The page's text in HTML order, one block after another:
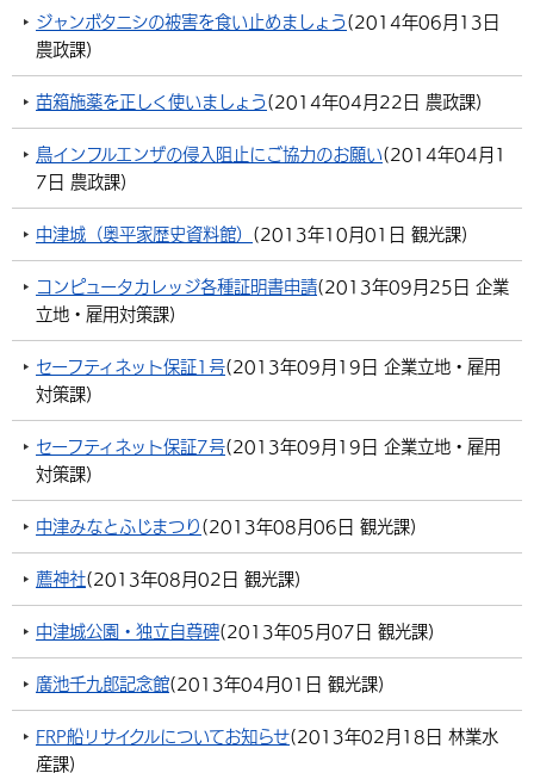
ジャンボタニシの被害を食い止めましょう(2014年06月13日
農政課)
苗箱施薬を正しく使いましょう(2014年04月22日 農政課)
鳥インフルエンザの侵入阻止にご協力のお願い(2014年04月1
7日 農政課)
中津城（奥平家歴史資料館） (2013年10月01日 観光課)
コンピュータカレッジ各種証明書申請(2013年09月25日 企業
立地・雇用対策課)
セーフティネット保証1号(2013年09月19日 企業立地・雇用
対策課)
セーフティネット保証7号(2013年09月19日 企業立地・雇用
対策課)
中津みなとふじまつり (2013年08月06日 観光課)
薦神社(2013年08月02日 観光課)
中津城公園・独立自尊碑(2013年05月07日 観光課)
廣池千九郎記念館(2013年04月01日 観光課)
FRP船リサイクルについてお知らせ(2013年02月18日 林業水
産課)